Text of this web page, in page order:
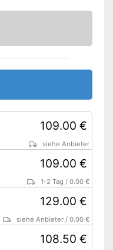
109.00 €
siehe Anbieter
109.00 €
1-2 Tag /0.00 €
129.00 €
siehe Anbieter /0.00 €
108.50 €